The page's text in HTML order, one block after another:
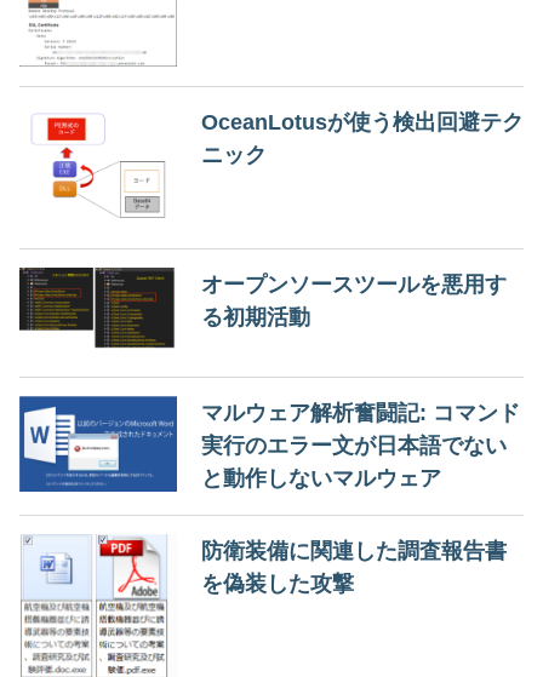
OceanLotusが使う検出回避テク
ニック
オープンソースツールを悪用す
る初期活動
マルウェア解析奮闘記: コマンド
実行のエラー文が日本語でない
と動作しないマルウェア
防衛装備に関連した調査報告書
を偽装した攻撃